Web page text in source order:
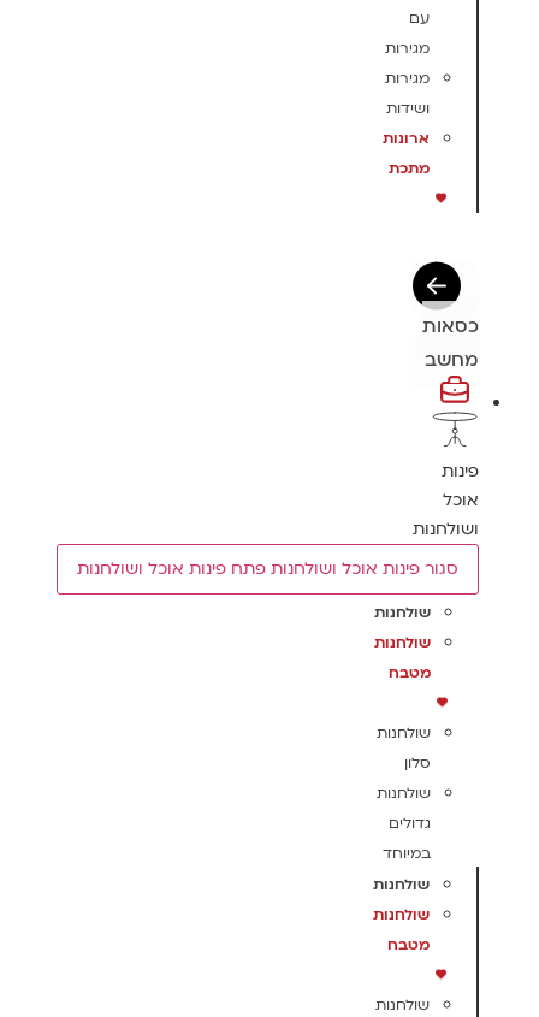
עם
מגירות
מגירות
ושידות
ארונות
מתכת
כסאות
מחשב
פינות
אוכל
ושולחנות
סגור פינות אוכל ושולחנות פתח פינות אוכל ושולחנות
שולחנות
שולחנות
מטבח
שולחנות
סלון
שולחנות
גדולים
במיוחד
שולחנות
שולחנות
מטבח
שולחנות